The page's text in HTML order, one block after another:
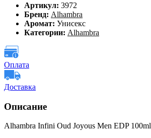
Артикул: 3972
Бренд: Alhambra
Аромат: Унисекс
Категории: Alhambra
Оплата
Доставка
Описание
Alhambra Infini Oud Joyous Men EDP 100ml